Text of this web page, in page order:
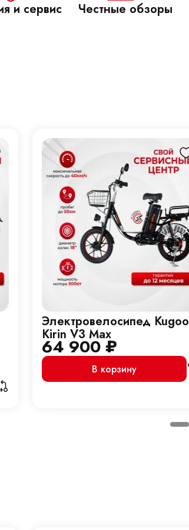
и сервис Честные обзоры
Электровелосипед Kugoo
Kirin V3 Max
64 900₽
В корзину